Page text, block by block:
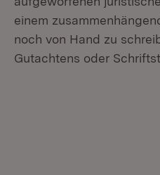
einem
noch von Hand zu
Gutachtens oder